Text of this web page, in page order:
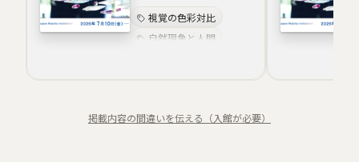
こと！！―ゴ
ッホのヒマワ
視覚の色彩対比
自然現象と人間
海空の循環美
掲載内容の間違いを伝える（入館が必要）